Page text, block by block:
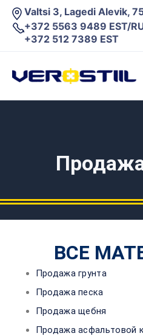
Перейти
содержимому
Valtsi 3, Lagedi Alevik,
+372 5563 9489 EST/
+372 512 7389 EST
ВСЕ
Продажа грунта
Продажа песка
Продажа щебня
Продажа асфальтовой